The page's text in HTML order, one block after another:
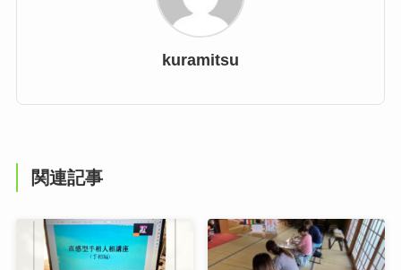
kuramitsu
関連記事